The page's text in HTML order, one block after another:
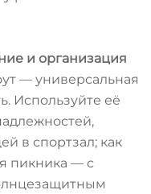
и организация
— универсальная
Используйте её
в спортзал; как
пикника — с